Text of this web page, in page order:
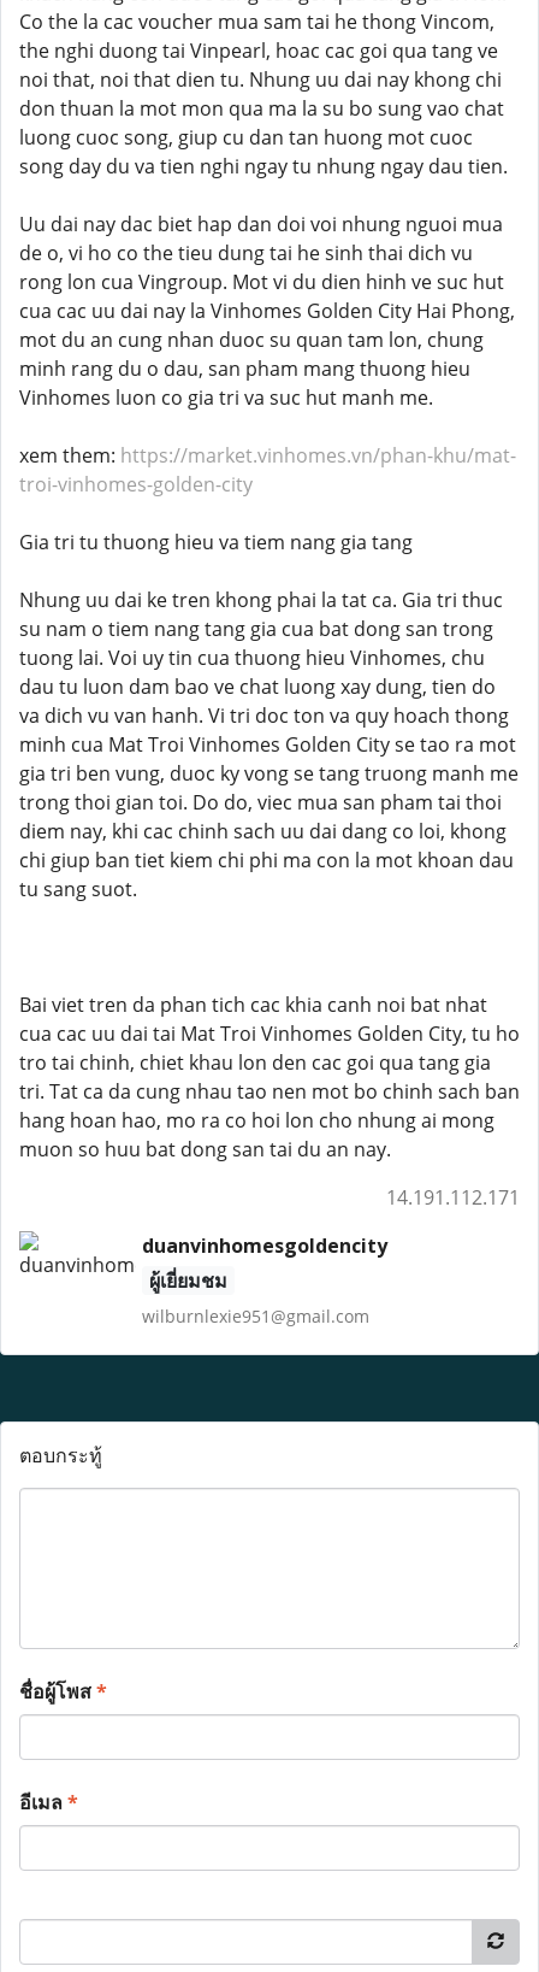
Co the la cac voucher mua sam tai he thong Vincom,
the nghi duong tai Vinpearl, hoac cac goi qua tang ve
noi that, noi that dien tu. Nhung uu dai nay khong chi
don thuan la mot mon qua ma la su bo sung vao chat
luong cuoc song, giup cu dan tan huong mot cuoc
song day du va tien nghi ngay tu nhung ngay dau tien.
Uu dai nay dac biet hap dan doi voi nhung nguoi mua
de o, vi ho co the tieu dung tai he sinh thai dich vu
rong lon cua Vingroup. Mot vi du dien hinh ve suc hut
cua cac uu dai nay la Vinhomes Golden City Hai Phong,
mot du an cung nhan duoc su quan tam lon, chung
minh rang du o dau, san pham mang thuong hieu
Vinhomes luon co gia tri va suc hut manh me.
xem them: https://market.vinhomes.vn/phan-khu/mat-
troi-vinhomes-golden-city
Gia tri tu thuong hieu va tiem nang gia tang
Nhung uu dai ke tren khong phai la tat ca. Gia tri thuc
su nam o tiem nang tang gia cua bat dong san trong
tuong lai. Voi uy tin cua thuong hieu Vinhomes, chu
dau tu luon dam bao ve chat luong xay dung, tien do
va dich vu van hanh. Vi tri doc ton va quy hoach thong
minh cua Mat Troi Vinhomes Golden City se tao ra mot
gia tri ben vung, duoc ky vong se tang truong manh me
trong thoi gian toi. Do do, viec mua san pham tai thoi
diem nay, khi cac chinh sach uu dai dang co loi, khong
chi giup ban tiet kiem chi phi ma con la mot khoan dau
tu sang suot.
Bai viet tren da phan tich cac khia canh noi bat nhat
cua cac uu dai tai Mat Troi Vinhomes Golden City, tu ho
tro tai chinh, chiet khau lon den cac goi qua tang gia
tri. Tat ca da cung nhau tao nen mot bo chinh sach ban
hang hoan hao, mo ra co hoi lon cho nhung ai mong
muon so huu bat dong san tai du an nay.
14.191.112.171
duanvinhomesgoldencity
ผู้เยี่ยมชม
wilburnlexie951@gmail.com
ตอบกระทู้
ชื่อผู้โพส*
อีเมล*